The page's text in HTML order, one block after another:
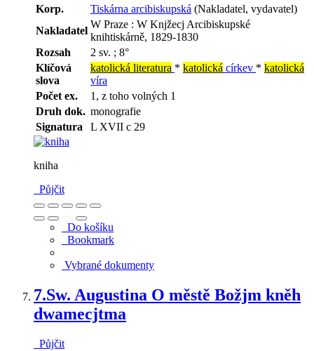
Korp.
Tiskárna arcibiskupská (Nakladatel, vydavatel)
Nakladatel
W Praze : W Knjžecj Arcibiskupské
knihtiskárně, 1829-1830
Rozsah
2 sv. ; 8°
Klíčová
slova
katolická literatura * katolická církev * katolická
víra
Počet ex.
1, z toho volných 1
Druh dok. monografie
Signatura
L XVII c 29
kniha
Půjčit
Do košíku
Bookmark
Vybrané dokumenty
7.Sw. Augustina O městě Božjm kněh
dwamecjtma
Půjčit